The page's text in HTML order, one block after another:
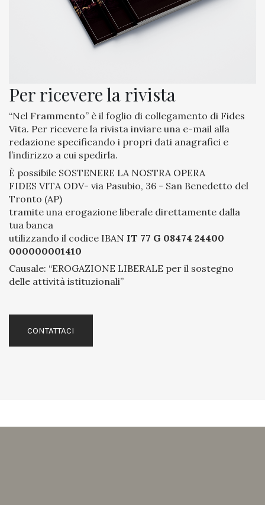
Per ricevere la rivista
“Nel Frammento” è il foglio di collegamento di Fides
Vita. Per ricevere la rivista inviare una e-mail alla
redazione specificando i propri dati anagrafici e
l’indirizzo a cui spedirla.
È possibile SOSTENERE LA NOSTRA OPERA
FIDES VITA ODV- via Pasubio, 36 - San Benedetto del
Tronto (AP)
tramite una erogazione liberale direttamente dalla
tua banca
utilizzando il codice IBAN IT 77 G 08474 24400
000000001410
Causale: “EROGAZIONE LIBERALE per il sostegno
delle attività istituzionali”
CONTATTACI